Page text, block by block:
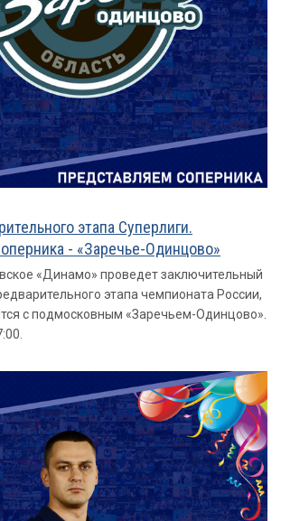
этапа Суперлиги.
- «Заречье-Одинцово»
«Динамо» проведет заключительный
этапа чемпионата России,
с подмосковным «Заречьем-Одинцово».